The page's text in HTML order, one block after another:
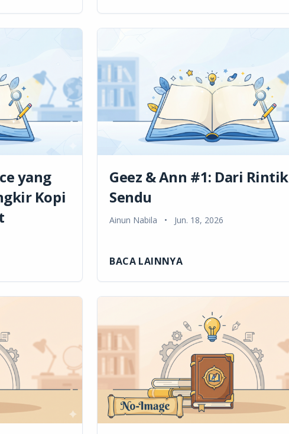
yang
Kopi
Geez & Ann #1: Dari Rintik
Sendu
Ainun Nabila • Jun. 18, 2026
BACA LAINNYA